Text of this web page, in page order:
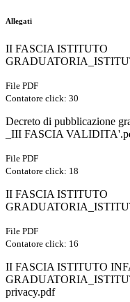
Allegati
II FASCIA ISTITUTO
File PDF
Contatore click: 30
Decreto di pubblicazione
_III FASCIA
File PDF
Contatore click: 18
II FASCIA ISTITUTO
File PDF
Contatore click: 16
II FASCIA ISTITUTO
privacy.pdf